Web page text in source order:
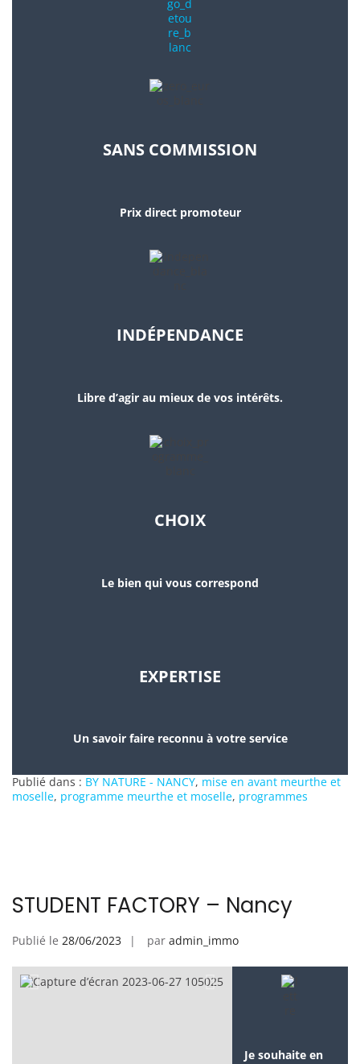
SANS COMMISSION
Prix direct promoteur
INDÉPENDANCE
Libre d’agir au mieux de vos intérêts.
CHOIX
Le bien qui vous correspond
EXPERTISE
Un savoir faire reconnu à votre service
Publié dans : BY NATURE - NANCY, mise en avant meurthe et
moselle, programme meurthe et moselle, programmes
STUDENT FACTORY – Nancy
Publié le 28/06/2023 par admin_immo
Je souhaite en